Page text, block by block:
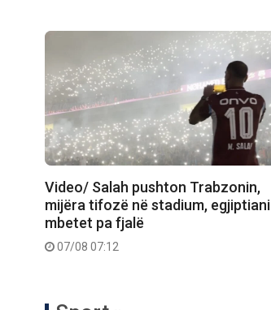
Video/ Salah pushton Trabzonin,
mijëra tifozë në stadium, egjiptiani
mbetet pa fjalë
07/08 07:12